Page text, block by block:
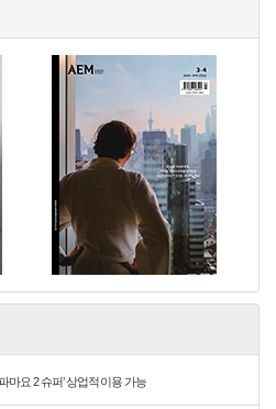
마요 2 슈퍼’ 상업적 이용 가능